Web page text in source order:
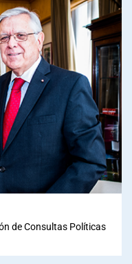
de Consultas Políticas